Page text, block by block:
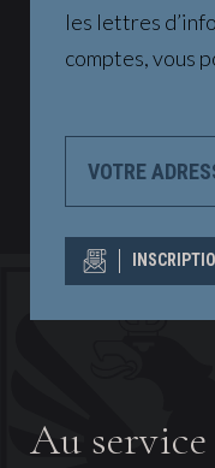
les lettres
comptes, vous
ADRESSE
Au service